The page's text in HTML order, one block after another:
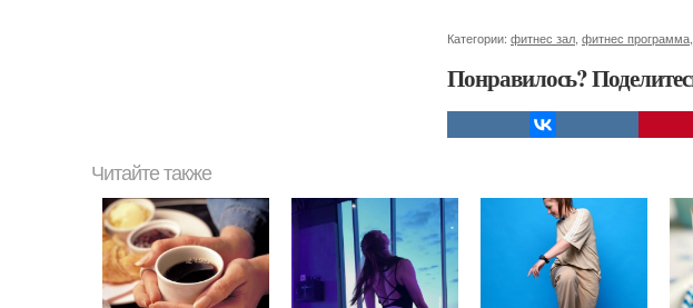
Категории: фитнес зал фитнес программа
Понравилось?
Читайте также